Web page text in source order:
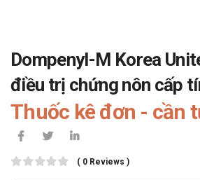
Dompenyl-M Korea
điều trị chứng nôn cấp
Thuốc kê đơn - cần
( 0 Reviews )